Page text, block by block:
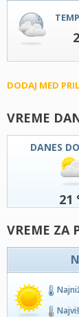
DODAJ MED
VREME
DANES
21
VREME ZA